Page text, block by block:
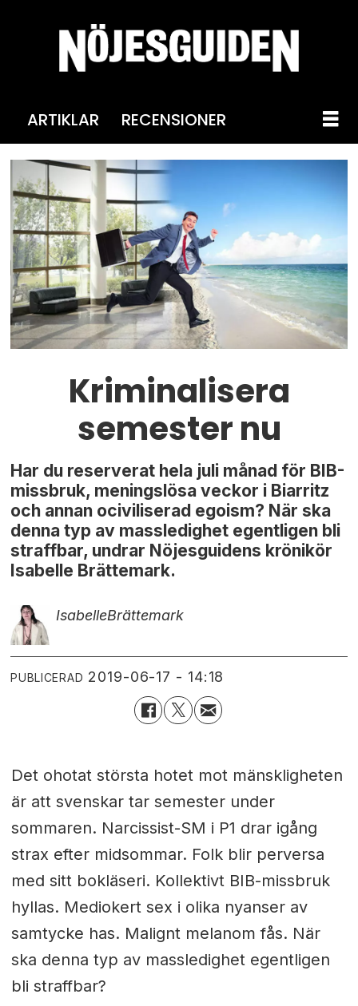
ARTIKLAR RECENSIONER
Kriminalisera
semester nu
Har du reserverat hela juli månad för BIB-
missbruk, meningslösa veckor i Biarritz
och annan ociviliserad egoism? När ska
denna typ av massledighet egentligen bli
straffbar, undrar Nöjesguidens krönikör
Isabelle Brättemark.
IsabelleBrättemark
PUBLICERAD 2019-06-17 - 14:18
Det ohotat största hotet mot mänskligheten
är att svenskar tar semester under
sommaren. Narcissist-SM i P1 drar igång
strax efter midsommar. Folk blir perversa
med sitt bokläseri. Kollektivt BIB-missbruk
hyllas. Mediokert sex i olika nyanser av
samtycke has. Malignt melanom fås. När
ska denna typ av massledighet egentligen
bli straffbar?